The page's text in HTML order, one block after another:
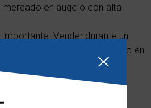
mercado en auge o con alta
Vender durante un
alto, mientras que hacerlo en
a futuro es